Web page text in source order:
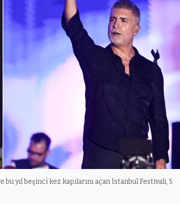
yıl beşinci kez kapılarını açan İstanbul Festivali, 5